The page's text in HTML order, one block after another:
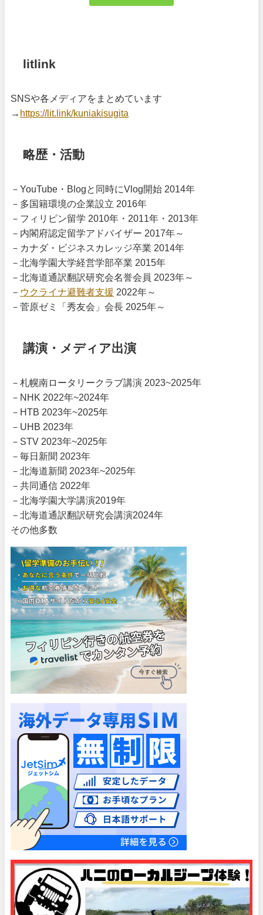
litlink
SNSや各メディアをまとめています
→ https://lit.link/kuniakisugita
略歴・活動
－YouTube・Blogと同時にVlog開始 2014年
－多国籍環境の企業設立 2016年
－フィリピン留学 2010年・2011年・2013年
－内閣府認定留学アドバイザー 2017年～
－カナダ・ビジネスカレッジ卒業 2014年
－北海学園大学経営学部卒業 2015年
－北海道通訳翻訳研究会名誉会員 2023年～
－ ウクライナ避難者支援 2022年～
－菅原ゼミ「秀友会」会長 2025年～
講演・メディア出演
－札幌南ロータリークラブ講演 2023~2025年
－NHK 2022年~2024年
－HTB 2023年~2025年
－UHB 2023年
－STV 2023年~2025年
－毎日新聞 2023年
－北海道新聞 2023年~2025年
－共同通信 2022年
－北海学園大学講演2019年
－北海道通訳翻訳研究会講演2024年
その他多数